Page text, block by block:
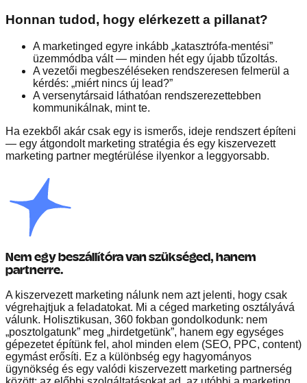
Honnan tudod, hogy elérkezett a pillanat?
A marketinged egyre inkább „katasztrófa-mentési”
üzemmódba vált — minden hét egy újabb tűzoltás.
A vezetői megbeszéléseken rendszeresen felmerül a
kérdés: „miért nincs új lead?”
A versenytársaid láthatóan rendszerezettebben
kommunikálnak, mint te.
Ha ezekből akár csak egy is ismerős, ideje rendszert építeni
— egy átgondolt marketing stratégia és egy kiszervezett
marketing partner megtérülése ilyenkor a leggyorsabb.
Nem egy beszállítóra van szükséged, hanem
partnerre.
A kiszervezett marketing nálunk nem azt jelenti, hogy csak
végrehajtjuk a feladatokat. Mi a céged marketing osztályává
válunk. Holisztikusan, 360 fokban gondolkodunk: nem
„posztolgatunk” meg „hirdetgetünk”, hanem egy egységes
gépezetet építünk fel, ahol minden elem (SEO, PPC, content)
egymást erősíti. Ez a különbség egy hagyományos
ügynökség és egy valódi kiszervezett marketing partnerség